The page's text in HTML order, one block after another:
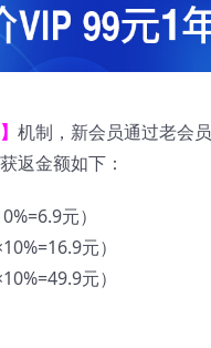
机制，新会员通过老会
返金额如下：
元）
元）
元）